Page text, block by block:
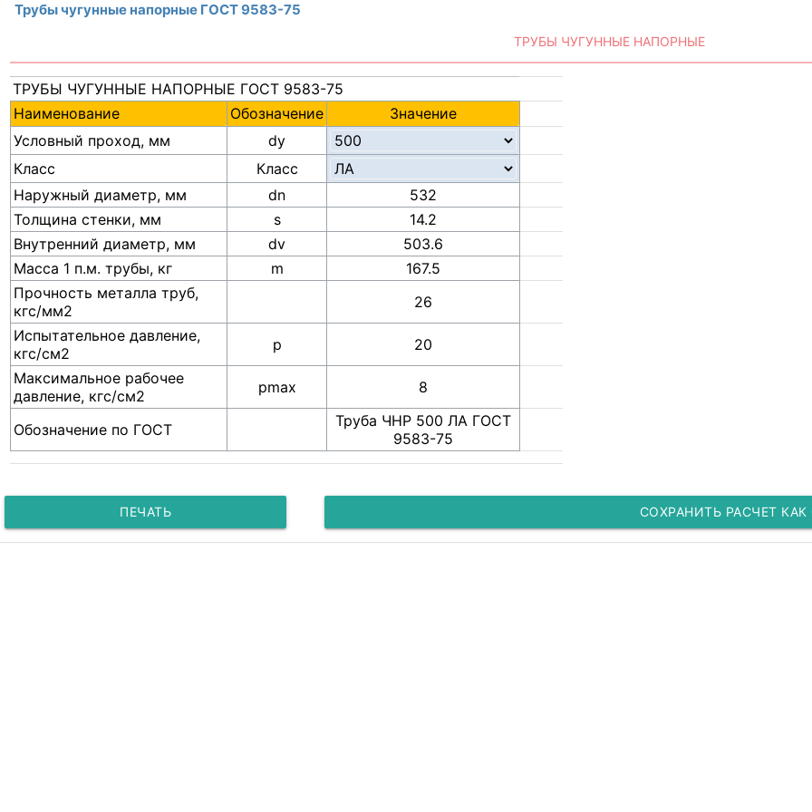
Трубы чугунные напорные ГОСТ 9583-75
ТРУБЫ ЧУГУННЫЕ НАПОРНЫЕ
ТРУБЫ ЧУГУННЫЕ НАПОРНЫЕ ГОСТ 9583-75
Наименование
Обозначение
Значение
Условный проход, мм
dу
Класс
Класс
Наружный диаметр, мм
dn
532
Толщина стенки, мм
s
14.2
Внутренний диаметр, мм
dv
503.6
Масса 1 п.м. трубы, кг
m
167.5
Прочность металла труб,
кгс/мм2
26
Испытательное давление,
кгс/см2
p
20
Максимальное рабочее
давление, кгс/см2
pmax 8
Обозначение по ГОСТ
Труба ЧНР 500 ЛА ГОСТ
9583-75
ПЕЧАТЬ СОХРАНИТЬ РАСЧЕТ